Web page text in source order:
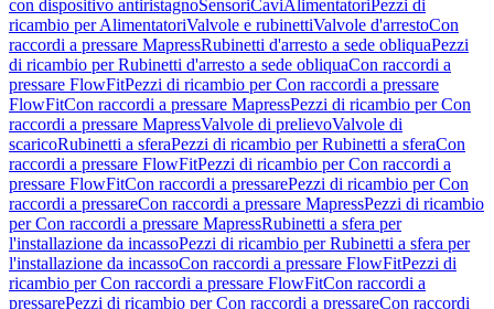
con dispositivo antiristagnoSensoriCaviAlimentatori Pezzi di
ricambio per AlimentatoriValvole e rubinettiValvole d'arrestoCon
raccordi a pressare MapressRubinetti d'arresto a sede obliquaPezzi
di ricambio per Rubinetti d'arresto a sede obliquaCon raccordi a
pressare FlowFitPezzi di ricambio per Con raccordi a pressare
FlowFitCon raccordi a pressare MapressPezzi di ricambio per Con
raccordi a pressare MapressValvole di prelievoValvole di
scaricoRubinetti a sferaPezzi di ricambio per Rubinetti a sferaCon
raccordi a pressare FlowFitPezzi di ricambio per Con raccordi a
pressare FlowFitCon raccordi a pressarePezzi di ricambio per Con
raccordi a pressareCon raccordi a pressare MapressPezzi di ricambio
per Con raccordi a pressare MapressRubinetti a sfera per
l'installazione da incassoPezzi di ricambio per Rubinetti a sfera per
l'installazione da incassoCon raccordi a pressare FlowFitPezzi di
ricambio per Con raccordi a pressare FlowFitCon raccordi a
pressarePezzi di ricambio per Con raccordi a pressareCon raccordi